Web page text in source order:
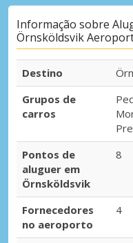
Informação sobre
Örnsköldsvik
Destino
Grupos de
carros
Pontos de
aluguer em
Örnsköldsvik
8
Fornecedores
no aeroporto
4